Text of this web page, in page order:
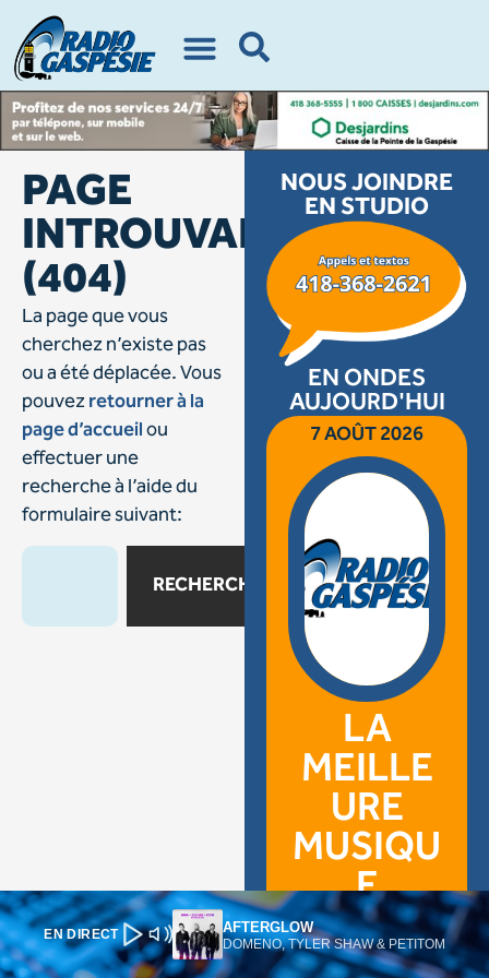
EN DIRECT AFTERGLOW
DOMENO, TYLER SHAW & PETITOM